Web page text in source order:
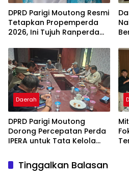
DPRD Parigi Moutong Resmi
Tetapkan Propemperda
2026, Ini Tujuh Ranperda
Daerah
DPRD Parigi Moutong
Dorong Percepatan Perda
IPERA untuk Tata Kelola
Tinggalkan Balasan